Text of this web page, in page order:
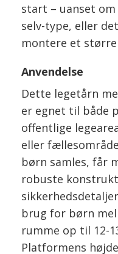
start – uanset
selv-type, eller
montere et
Anvendelse
Dette legetårn
er egnet til både
offentlige
eller
børn samles, får
robuste
brug for børn
rumme op til 12-
Platformens